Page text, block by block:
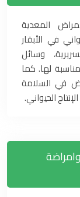
المعدية
في الأبقار
وسائل
لها. كما
في السلامة
الحيواني.
وامراضة